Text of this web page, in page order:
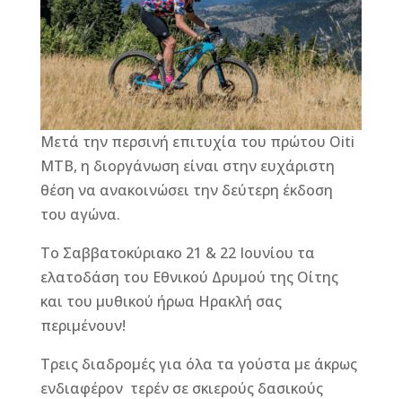
Μετά την περσινή επιτυχία του πρώτου Oiti
MTB, η διοργάνωση είναι στην ευχάριστη
θέση να ανακοινώσει την δεύτερη έκδοση
του αγώνα.
Το Σαββατοκύριακο 21 & 22 Ιουνίου τα
ελατοδάση του Εθνικού Δρυμού της Οίτης
και του μυθικού ήρωα Ηρακλή σας
περιμένουν!
Τρεις διαδρομές για όλα τα γούστα με άκρως
ενδιαφέρον τερέν σε σκιερούς δασικούς